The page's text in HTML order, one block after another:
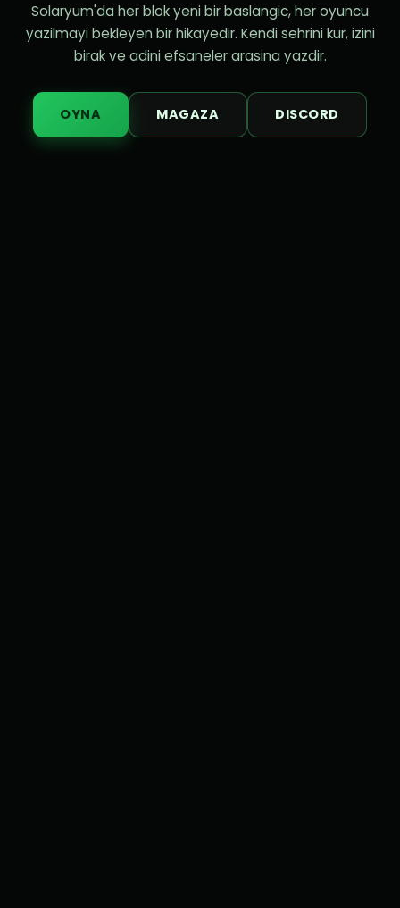
Solaryum'da her blok yeni bir baslangic, her oyuncu
yazilmayi bekleyen bir hikayedir. Kendi sehrini kur, izini
birak ve adini efsaneler arasina yazdir.
OYNA MAGAZA DISCORD